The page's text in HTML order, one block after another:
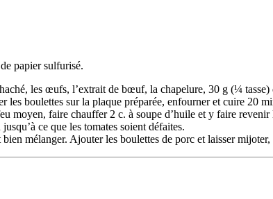
papier sulfurisé.
les œufs, l’extrait de bœuf, la chapelure, 30 g (¼
les boulettes sur la plaque préparée, enfourner et cuire 20
moyen, faire chauffer 2 c. à soupe d’huile et y faire
ce que les tomates soient défaites.
mélanger. Ajouter les boulettes de porc et laisser